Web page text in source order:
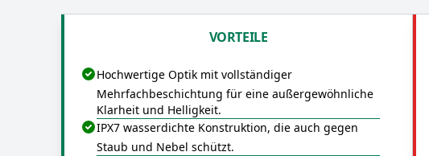
VORTEILE
Hochwertige Optik mit vollständiger
Mehrfachbeschichtung für eine außergewöhnliche
Klarheit und Helligkeit.
IPX7 wasserdichte Konstruktion, die auch gegen
Staub und Nebel schützt.